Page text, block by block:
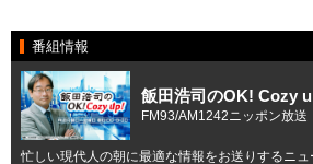
番組情報
飯田浩司のOK! Cozy
FM93/AM1242ニッポン放
忙しい現代人の朝に最適な情報をお送りするニ